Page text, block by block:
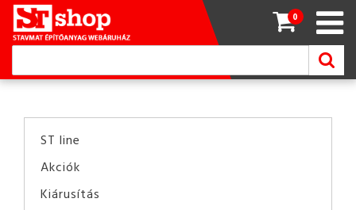
0
ST line
Akciók
Kiárusítás